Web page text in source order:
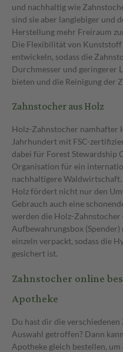
und nachhaltig wie
sind sie aber langlebiger und
Herstellung mehr Freiraum
Die Flexibilität von Kunststoff
entwickeln, sodass die
Durchmesser und geringerer
bieten und die Reinigung der
Zahnstocher aus Holz
Holz-Zahnstocher namhafter
Jahrhundert mit FSC-
dabei für Forest Stewardship
Organisation für ein
nachhaltigere
Holz fördert nicht nur den
Gebrauch auch eine
werden die Holz-
Aufbewahrungsbox
einzeln verpackt, sodass die
gesichert ist.
Zahnstocher online
Apotheke
Du hast dir die
Auswahl getroffen? Dann
Apotheke gleich bestellen,